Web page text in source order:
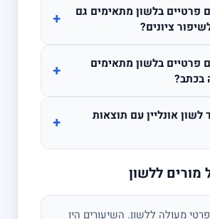
פרטיים בלשון מתאימים גם
ציונים?
+
פרטיים בלשון מתאימים
בכתב?
+
אונליין עם תוצאות
+
מורים ללשון
מעולה ללשון. השיעורים היו